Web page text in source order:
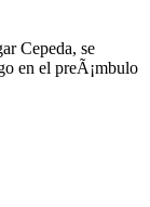
Cepeda, se
en el preÃ¡mbulo